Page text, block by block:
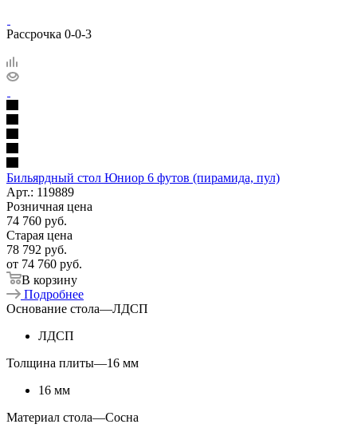
Рассрочка 0-0-3
Бильярдный стол Юниор 6 футов (пирамида, пул)
Арт.: 119889
Розничная цена
74 760 руб.
Старая цена
78 792 руб.
от 74 760 руб.
В корзину
Подробнее
Основание стола—ЛДСП
ЛДСП
Толщина плиты—16 мм
16 мм
Материал стола—Сосна